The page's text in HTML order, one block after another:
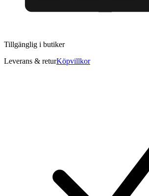
Tillgänglig i butiker
Leverans & returKöpvillkor